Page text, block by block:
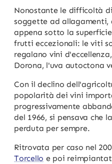
Nonostante le difficoltà
soggette ad allagamenti,
appena sotto la
frutti eccezionali: le viti
regalano vini
Dorona, l'uva autoctona
Con il declino
popolarità dei vini
progressivamente
del 1966, si pensava che
perduta per sempre.
Ritrovata per caso nel
Torcello e poi